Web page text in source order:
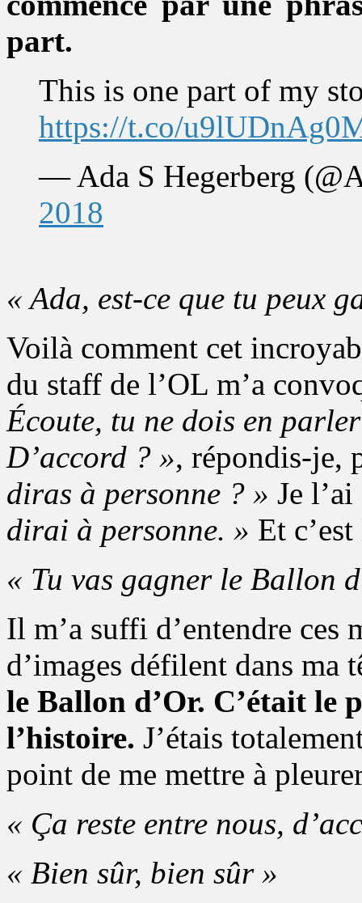
part.
This is one part of my
https://t.co/
— Ada S Hegerberg
2018
« Ada, est-ce que tu peux
Voilà comment cet
du staff de l’OL m’a
Écoute, tu ne dois en
D’accord ? », répondis-je,
diras à personne ? » Je
dirai à personne. » Et
« Tu vas gagner le Ballon
Il m’a suffi d’entendre ces
d’images défilent dans ma
le Ballon d’Or. C’était le
l’histoire. J’étais
point de me mettre à
« Ça reste entre nous,
« Bien sûr, bien sûr »